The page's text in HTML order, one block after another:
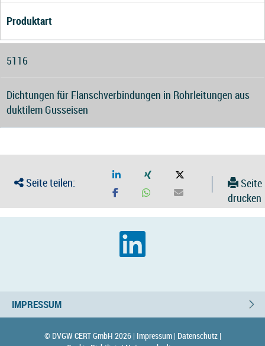
Produktart
5116
Dichtungen für Flanschverbindungen in Rohrleitungen aus
duktilem Gusseisen
Seite teilen:
Seite
drucken
IMPRESSUM
© DVGW CERT GmbH 2026 | Impressum | Datenschutz |